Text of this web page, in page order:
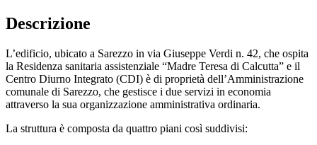
Descrizione
L’edificio, ubicato a Sarezzo in via Giuseppe Verdi n. 42, che ospita
la Residenza sanitaria assistenziale “Madre Teresa di Calcutta” e il
Centro Diurno Integrato (CDI) è di proprietà dell’Amministrazione
comunale di Sarezzo, che gestisce i due servizi in economia
attraverso la sua organizzazione amministrativa ordinaria.
La struttura è composta da quattro piani così suddivisi: